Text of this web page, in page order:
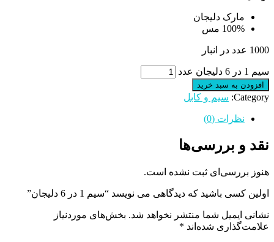
مارک دلیجان
100% مس
1000 عدد در انبار
سیم 1 در 6 دلیجان عدد
افزودن به سبد خرید
Category: سیم و کابل
نظرات (0)
نقد و بررسی‌ها
هنوز بررسی‌ای ثبت نشده است.
اولین کسی باشید که دیدگاهی می نویسد “سیم 1 در 6 دلیجان”
نشانی ایمیل شما منتشر نخواهد شد. بخش‌های موردنیاز
علامت‌گذاری شده‌اند *